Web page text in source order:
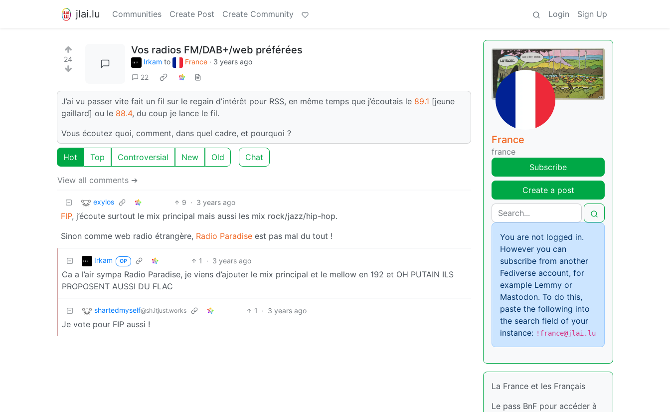
jlai.lu Communities Create Post Create Community Login Sign Up
24
Vos radios FM/DAB+/web préférées
Irkam to France · 3 years ago
22
J’ai vu passer vite fait un fil sur le regain d’intérêt pour RSS, en même temps que j’écoutais le 89.1 [jeune
gaillard] ou le 88.4, du coup je lance le fil.
Vous écoutez quoi, comment, dans quel cadre, et pourquoi ?
Hot Top Controversial New Old Chat
View all comments ➔
exylos 9 · 3 years ago
FIP, j’écoute surtout le mix principal mais aussi les mix rock/jazz/hip-hop.
Sinon comme web radio étrangère, Radio Paradise est pas mal du tout !
Irkam OP 1 · 3 years ago
Ca a l’air sympa Radio Paradise, je viens d’ajouter le mix principal et le mellow en 192 et OH PUTAIN ILS
PROPOSENT AUSSI DU FLAC
shartedmyself@sh.itjust.works 1 · 3 years ago
Je vote pour FIP aussi !
France
france
Subscribe
Create a post
You are not logged in.
However you can
subscribe from another
Fediverse account, for
example Lemmy or
Mastodon. To do this,
paste the following into
the search field of your
instance: !france@jlai.lu
La France et les Français
Le pass BnF pour accéder à